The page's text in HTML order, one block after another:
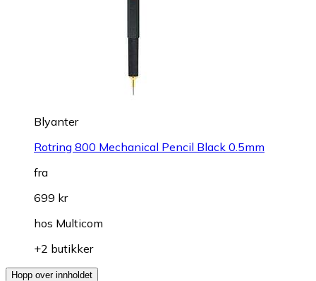
Blyanter
Rotring 800 Mechanical Pencil Black 0.5mm
fra
699 kr
hos Multicom
+2 butikker
Hopp over innholdet